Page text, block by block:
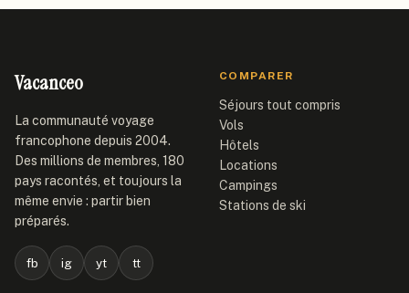
Vacanceo
La communauté voyage
francophone depuis 2004.
Des millions de membres, 180
pays racontés, et toujours la
même envie : partir bien
préparés.
fb ig yt tt
COMPARER
Séjours tout compris
Vols
Hôtels
Locations
Campings
Stations de ski